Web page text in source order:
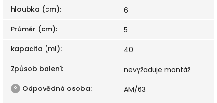
hloubka (cm):
6
Průměr (cm):
5
kapacita (ml):
40
Způsob balení:
nevyžaduje montáž
? Odpovědná osoba:
AM/63